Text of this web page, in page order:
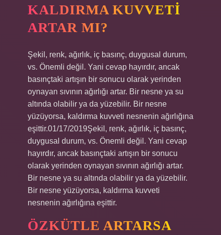
KALDIRMA KUVVETI
ARTAR MI?
Şekil, renk, ağırlık, iç basınç, duygusal durum,
vs. Önemli değil. Yani cevap hayırdır, ancak
basınçtaki artışın bir sonucu olarak yerinden
oynayan sıvının ağırlığı artar. Bir nesne ya su
altında olabilir ya da yüzebilir. Bir nesne
yüzüyorsa, kaldırma kuvveti nesnenin ağırlığına
eşittir.01/17/2019Şekil, renk, ağırlık, iç basınç,
duygusal durum, vs. Önemli değil. Yani cevap
hayırdır, ancak basınçtaki artışın bir sonucu
olarak yerinden oynayan sıvının ağırlığı artar.
Bir nesne ya su altında olabilir ya da yüzebilir.
Bir nesne yüzüyorsa, kaldırma kuvveti
nesnenin ağırlığına eşittir.
ÖZKÜTLE ARTARSA